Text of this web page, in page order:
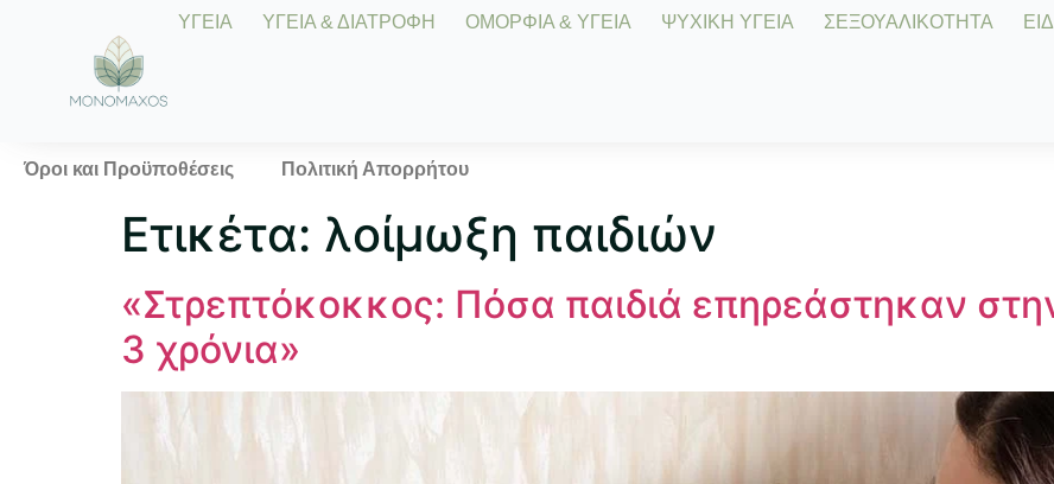
ΥΓΕΙΑ ΥΓΕΙΑ & ΔΙΑΤΡΟΦΗ ΟΜΟΡΦΙΑ & ΥΓΕΙΑ ΨΥΧΙΚΗ ΥΓΕΙΑ ΣΕΞΟΥΑΛΙΚΟΤΗΤΑ
Όροι και Προϋποθέσεις Πολιτική Απορρήτου
Ετικέτα: λοίμωξη παιδιών
«Στρεπτόκοκκος: Πόσα παιδιά επηρεάστηκαν
3 χρόνια»